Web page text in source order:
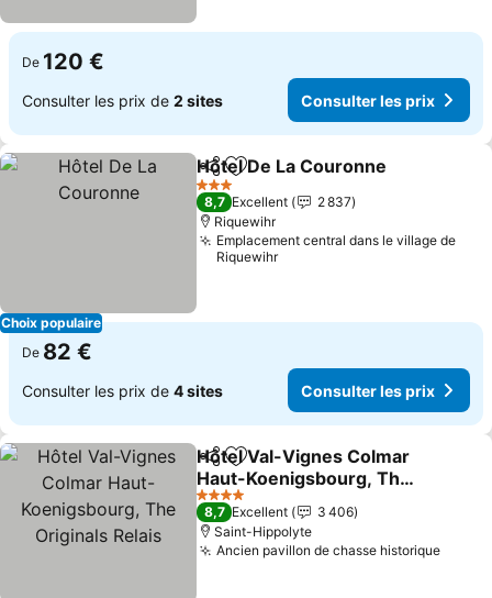
De 120 €
Consulter les prix de 2 sites Consulter les prix
Choix populaire
PartagerAjouter à mes favoris
Hôtel De La Couronne
3 Étoiles
8,7 Excellent
2 837
Riquewihr
Emplacement central dans le village de
Riquewihr
De 82 €
Consulter les prix de 4 sites Consulter les prix
PartagerAjouter à mes favoris
Hôtel Val-Vignes Colmar
Haut-Koenigsbourg, The
Originals Relais
Consulter les prix
4 Étoiles
8,7 Excellent
3 406
Saint-Hippolyte
Ancien pavillon de chasse historique